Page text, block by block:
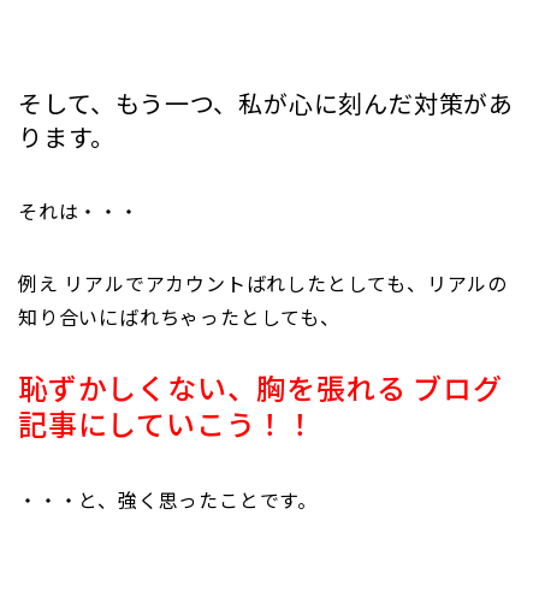
そして、もう一つ、私が心に刻んだ対策があ
ります。
それは・・・
例え リアルでアカウントばれしたとしても、リアルの
知り合いにばれちゃったとしても、
恥ずかしくない、胸を張れる ブログ
記事にしていこう！！
・・・と、強く思ったことです。